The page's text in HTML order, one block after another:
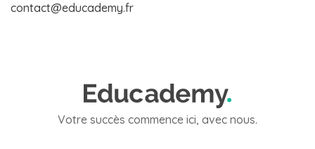
Votre succès commence ici, avec nous.
contact@educademy.fr